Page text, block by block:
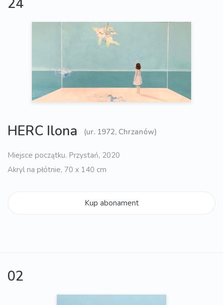
HERC Ilona (ur. 1972, Chrzanów)
Miejsce początku. Przystań, 2020
Akryl na płótnie, 70 x 140 cm
Kup abonament
02